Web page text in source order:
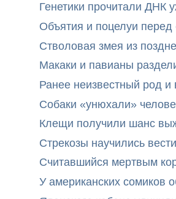
Генетики прочитали ДНК
Объятия и поцелуи
Стволовая змея из
Макаки и павианы
Ранее неизвестный род и
Собаки «унюхали»
Клещи получили шанс
Стрекозы научились
Считавшийся мертвым
У американских сомиков